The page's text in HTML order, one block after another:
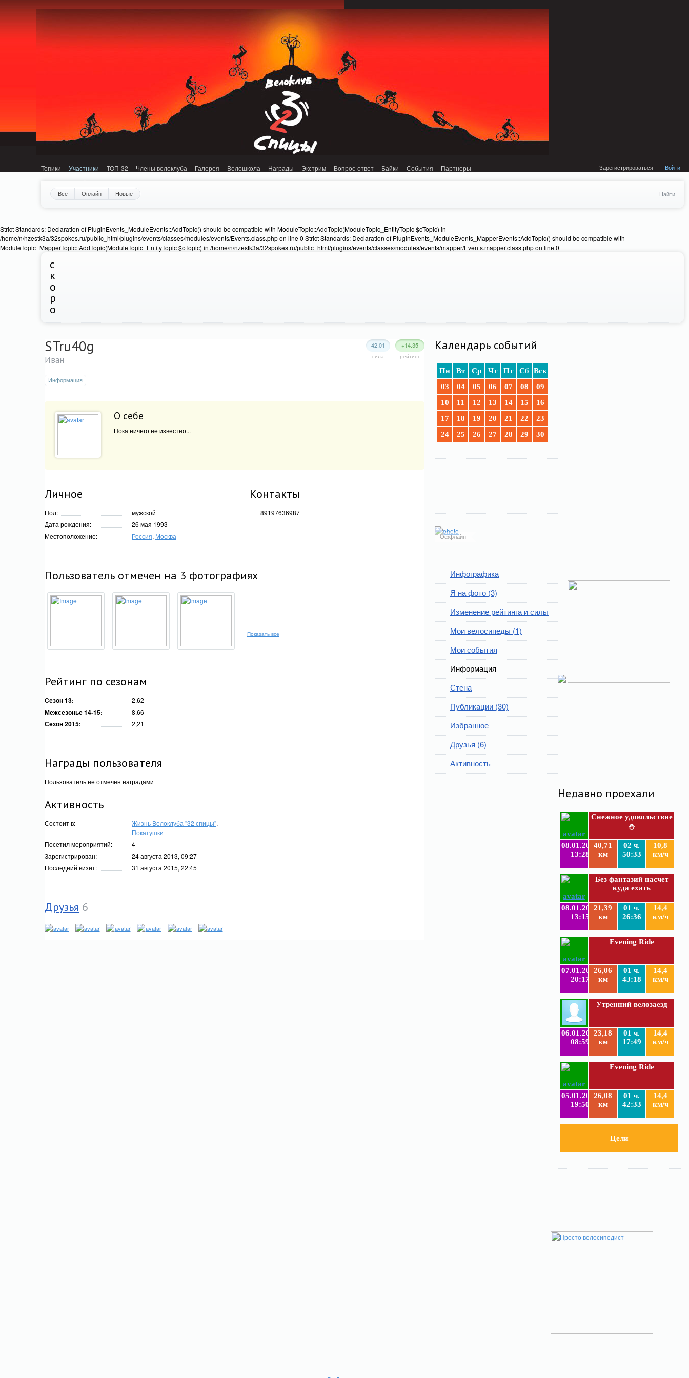
Топики Участники ТОП-32 Члены велоклуба Галерея Велошкола Награды Экстрим Вопрос-ответ Байки События Партнеры Зарегистрироваться Войти
Все Онлайн Новые Найти
Strict Standards: Declaration of PluginEvents_ModuleEvents::AddTopic() should be compatible with ModuleTopic::AddTopic(ModuleTopic_EntityTopic $oTopic) in
/home/n/nzestk3a/32spokes.ru/public_html/plugins/events/classes/modules/events/Events.class.php on line 0 Strict Standards: Declaration of PluginEvents_ModuleEvents_MapperEvents::AddTopic() should be compatible with
ModuleTopic_MapperTopic::AddTopic(ModuleTopic_EntityTopic $oTopic) in /home/n/nzestk3a/32spokes.ru/public_html/plugins/events/classes/modules/events/mapper/Events.mapper.class.php on line 0
с
к
о
р
о
Недавно проехали
Снежное удовольствие
⛄
08.01.2019
13:28
40,71
км
02 ч.
50:33
10,8
км/ч
Без фантазий насчет
куда ехать
08.01.2019
13:15
21,39
км
01 ч.
26:36
14,4
км/ч
Evening Ride
07.01.2019
20:17
26,06
км
01 ч.
43:18
14,4
км/ч
Утренний велозаезд
06.01.2019
08:59
23,18
км
01 ч.
17:49
14,4
км/ч
Evening Ride
05.01.2019
19:50
26,08
км
01 ч.
42:33
14,4
км/ч
Цели
Календарь событий
Пн Вт Ср Чт Пт Сб
Вск
03
04 05 06 07 08
09
10
11 12 13 14 15
16
17
18 19 20 21 22
23
24
25 26 27 28 29 30
Оффлайн
Инфографика
Я на фото (3)
Изменение рейтинга и силы
Мои велосипеды (1)
Мои события
Информация
Стена
Публикации (30)
Избранное
Друзья (6)
Активность
+14.35
рейтинг
42.01
сила
STru40g
Иван
Информация
О себе
Пока ничего не известно...
Личное
Пол:
мужской
Дата рождения:
26 мая 1993
Местоположение:
Россия, Москва
Пользователь отмечен на 3 фотографиях
Показать все
Рейтинг по сезонам
Сезон 13: 2,62
Межсезонье 14-15: 8,66
Сезон 2015: 2,21
Награды пользователя
Пользователь не отмечен наградами
Активность
Состоит в: Жизнь Велоклуба "32 спицы",
Покатушки
Посетил мероприятий:
4
Зарегистрирован:
24 августа 2013, 09:27
Последний визит:
31 августа 2015, 22:45
Друзья 6
Контакты
89197636987